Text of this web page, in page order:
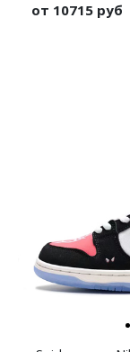
от 10715 руб